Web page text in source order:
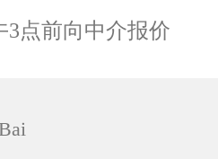
3点前向中介报价